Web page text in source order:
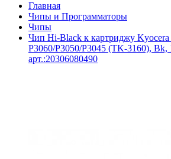
Главная
Чипы и Программаторы
Чипы
Чип Hi-Black к картриджу
P3060/P3050/P3045 (TK-3160), Bk,
арт.:20306080490